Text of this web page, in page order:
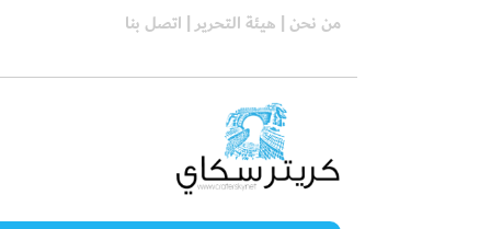
من نحن | هيئة التحرير | اتصل بنا